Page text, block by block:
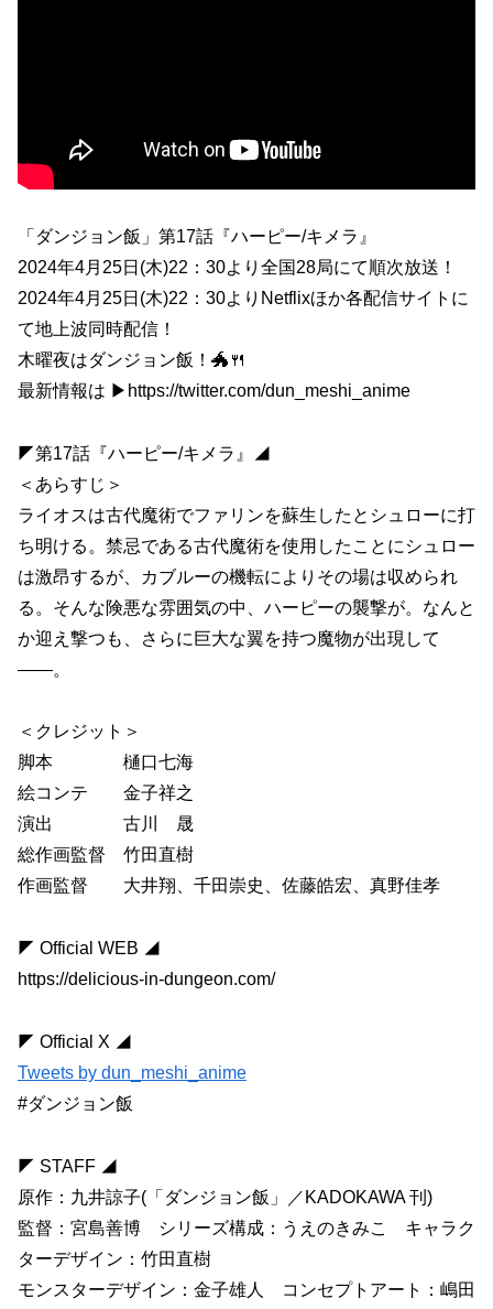
「ダンジョン飯」第17話『ハーピー/キメラ』
2024年4月25日(木)22：30より全国28局にて順次放送！
2024年4月25日(木)22：30よりNetflixほか各配信サイトに
て地上波同時配信！
木曜夜はダンジョン飯！🐲🍴
最新情報は ▶https://twitter.com/dun_meshi_anime
◤第17話『ハーピー/キメラ』◢
＜あらすじ＞
ライオスは古代魔術でファリンを蘇生したとシュローに打
ち明ける。禁忌である古代魔術を使用したことにシュロー
は激昂するが、カブルーの機転によりその場は収められ
る。そんな険悪な雰囲気の中、ハーピーの襲撃が。なんと
か迎え撃つも、さらに巨大な翼を持つ魔物が出現して
――。
＜クレジット＞
脚本 樋口七海
絵コンテ 金子祥之
演出 古川 晟
総作画監督 竹田直樹
作画監督 大井翔、千田崇史、佐藤皓宏、真野佳孝
◤ Official WEB ◢
https://delicious-in-dungeon.com/
◤ Official X ◢
Tweets by dun_meshi_anime
#ダンジョン飯
◤ STAFF ◢
原作：九井諒子(「ダンジョン飯」／KADOKAWA 刊)
監督：宮島善博 シリーズ構成：うえのきみこ キャラク
ターデザイン：竹田直樹
モンスターデザイン：金子雄人 コンセプトアート：嶋田